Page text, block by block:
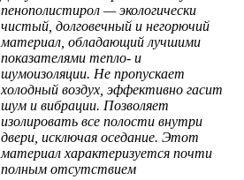
пенополистирол — экологически
чистый, долговечный и негорючий
материал, обладающий лучшими
показателями тепло- и
шумоизоляции. Не пропускает
холодный воздух, эффективно гасит
шум и вибрации. Позволяет
изолировать все полости внутри
двери, исключая оседание. Этот
материал характеризуется почти
полным отсутствием